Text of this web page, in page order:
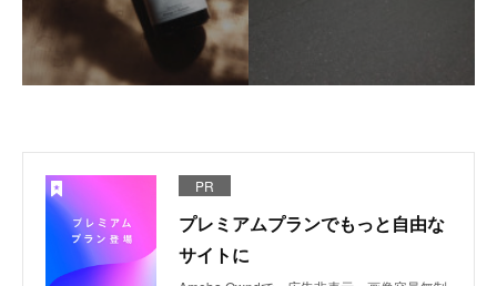
PR
プレミアムプランでもっと自由な
サイトに